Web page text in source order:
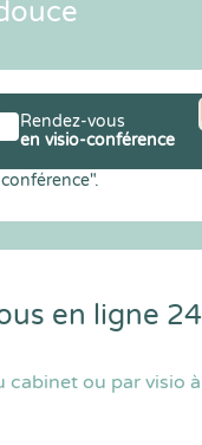
Rendez-vous
en visio-conférence
en ligne
cabinet ou par visio